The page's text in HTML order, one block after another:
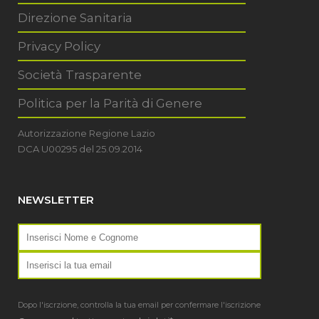
Direzione Sanitaria
Privacy Policy
Società Trasparente
Politica per la Parità di Genere
Autorizzazione Regione Lazio
DCA U00295 del 25.09.2014
NEWSLETTER
Dopo l'iscrzione, controlla la tua email per confermare l'iscrizione